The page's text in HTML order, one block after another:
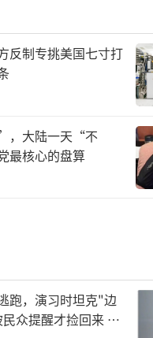
俄方的定性类似
国的讨论中就停火
于沙特利雅得举
基当晚发表视频
表团当天在沙特
，
反制专挑美国七寸打
，大陆一天“不
最核心的盘算
跑，演习时坦克"边
众提醒才捡回来 演